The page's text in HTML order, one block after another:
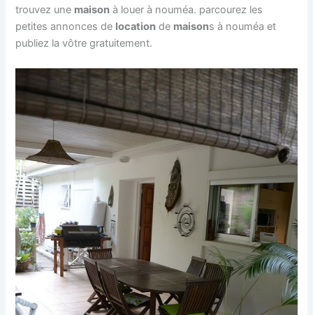
trouvez une maison à louer à nouméa. parcourez les
petites annonces de location de maisons à nouméa et
publiez la vôtre gratuitement.